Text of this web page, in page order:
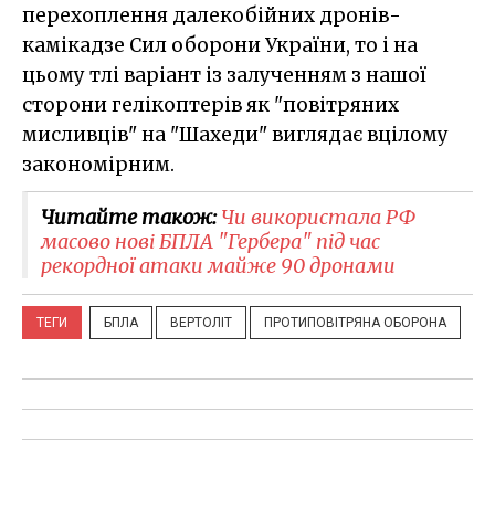
перехоплення далекобійних дронів-
камікадзе Сил оборони України, то і на
цьому тлі варіант із залученням з нашої
сторони гелікоптерів як "повітряних
мисливців" на "Шахеди" виглядає вцілому
закономірним.
Читайте також:Чи використала РФ
масово нові БПЛА "Гербера" під час
рекордної атаки майже 90 дронами
ТЕГИ БПЛА ВЕРТОЛІТ ПРОТИПОВІТРЯНА ОБОРОНА